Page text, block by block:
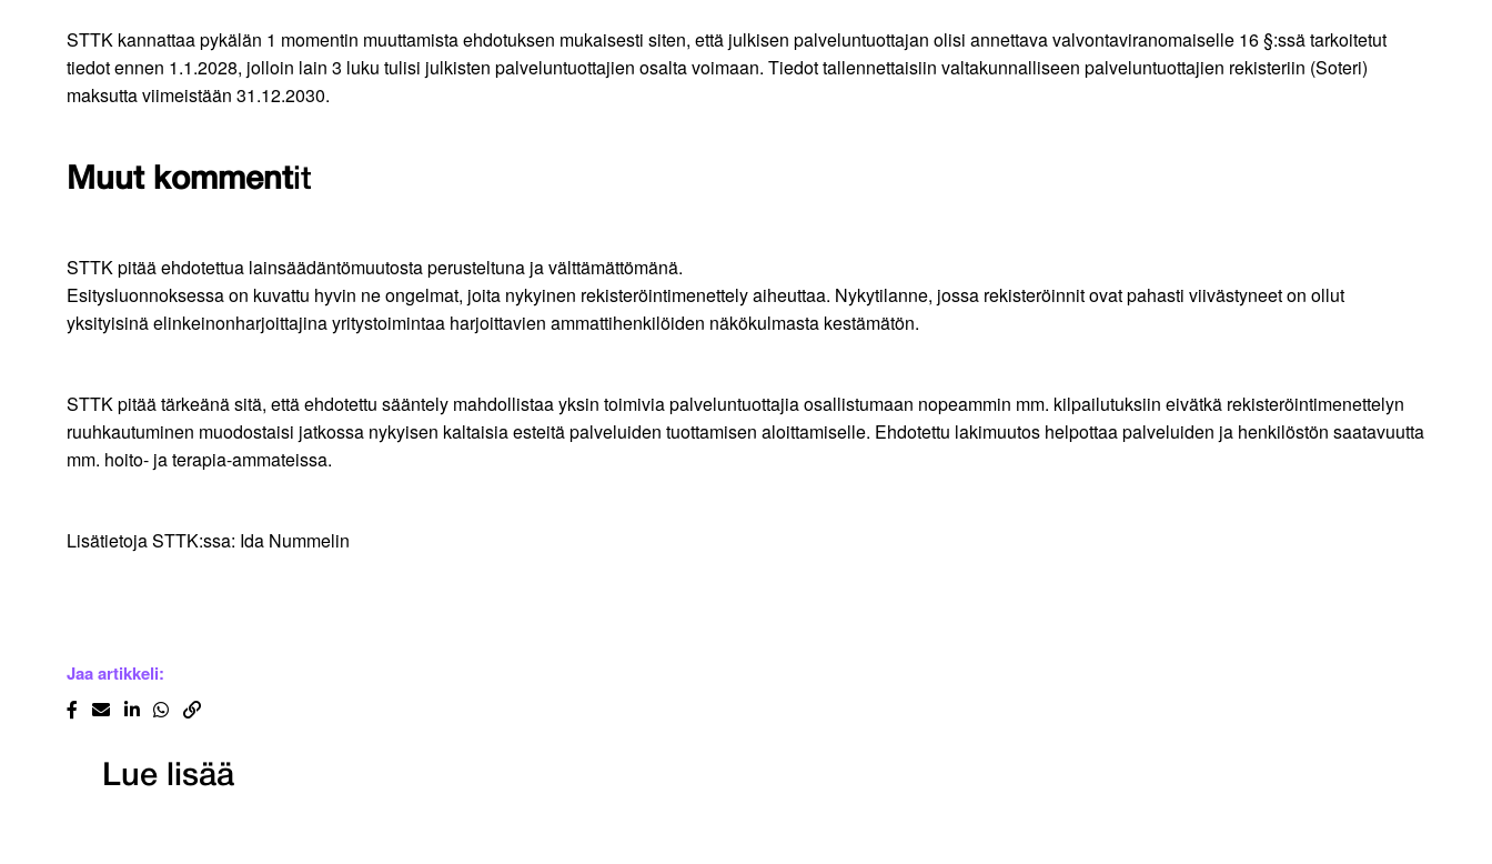
STTK kannattaa pykälän 1 momentin muuttamista ehdotuksen mukaisesti siten, että julkisen palveluntuottajan olisi annettava valvontaviranomaiselle 16 §:ssä tarkoitetut
tiedot ennen 1.1.2028, jolloin lain 3 luku tulisi julkisten palveluntuottajien osalta voimaan. Tiedot tallennettaisiin valtakunnalliseen palveluntuottajien rekisteriin (Soteri)
maksutta viimeistään 31.12.2030.
Muut kommentit
STTK pitää ehdotettua lainsäädäntömuutosta perusteltuna ja välttämättömänä.
Esitysluonnoksessa on kuvattu hyvin ne ongelmat, joita nykyinen rekisteröintimenettely aiheuttaa. Nykytilanne, jossa rekisteröinnit ovat pahasti viivästyneet on ollut
yksityisinä elinkeinonharjoittajina yritystoimintaa harjoittavien ammattihenkilöiden näkökulmasta kestämätön.
STTK pitää tärkeänä sitä, että ehdotettu sääntely mahdollistaa yksin toimivia palveluntuottajia osallistumaan nopeammin mm. kilpailutuksiin eivätkä rekisteröintimenettelyn
ruuhkautuminen muodostaisi jatkossa nykyisen kaltaisia esteitä palveluiden tuottamisen aloittamiselle. Ehdotettu lakimuutos helpottaa palveluiden ja henkilöstön saatavuutta
mm. hoito- ja terapia-ammateissa.
Lisätietoja STTK:ssa: Ida Nummelin
Jaa artikkeli:
Lue lisää